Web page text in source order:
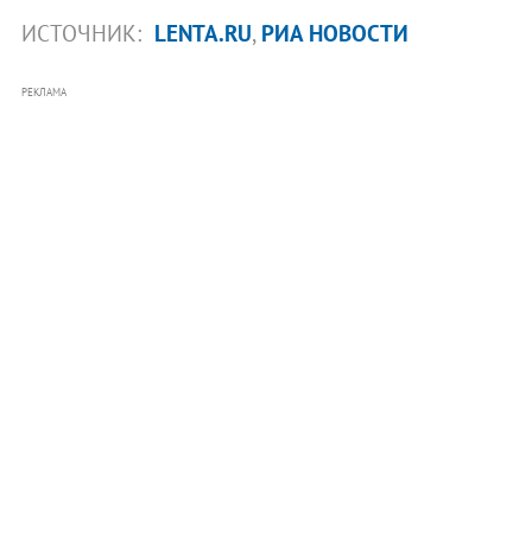
ИСТОЧНИК: LENTA.RU, РИА НОВОСТИ
РЕКЛАМА